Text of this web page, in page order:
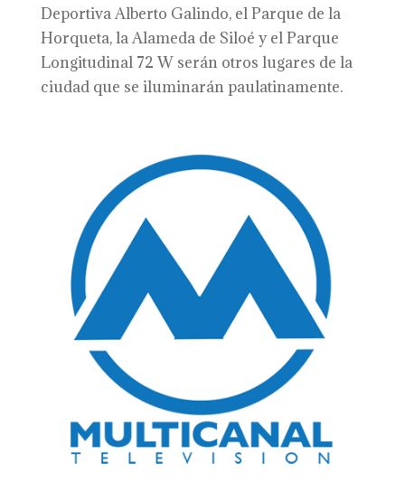
Deportiva Alberto Galindo, el Parque de la
Horqueta, la Alameda de Siloé y el Parque
Longitudinal 72 W serán otros lugares de la
ciudad que se iluminarán paulatinamente.